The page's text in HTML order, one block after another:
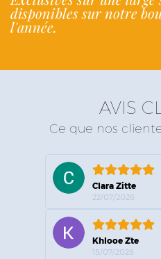
disponibles sur notre
l'année.
AVIS
Ce que nos
Clara Zitte
22/07/2026
Khlooe Zte
15/07/2026